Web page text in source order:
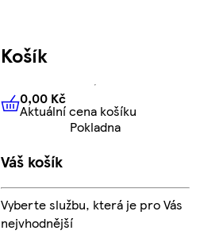
Košík
0,00 KčAktuální cena košíku
0,00 Kč
Aktuální cena košíku
Pokladna
Váš košík
Vyberte službu, která je pro Vás
nejvhodnější